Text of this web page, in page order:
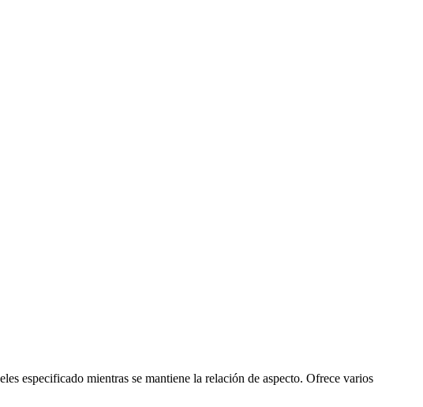
especificado mientras se mantiene la relación de aspecto. Ofrece varios